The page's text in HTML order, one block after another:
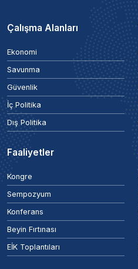
Çalışma Alanları
Ekonomi
Savunma
Güvenlik
İç Politika
Dış Politika
Faaliyetler
Kongre
Sempozyum
Konferans
Beyin Fırtınası
EİK Toplantıları